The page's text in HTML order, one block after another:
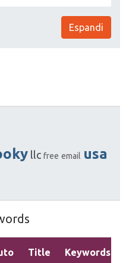
Espandi
llc free email usa
Title Keywords